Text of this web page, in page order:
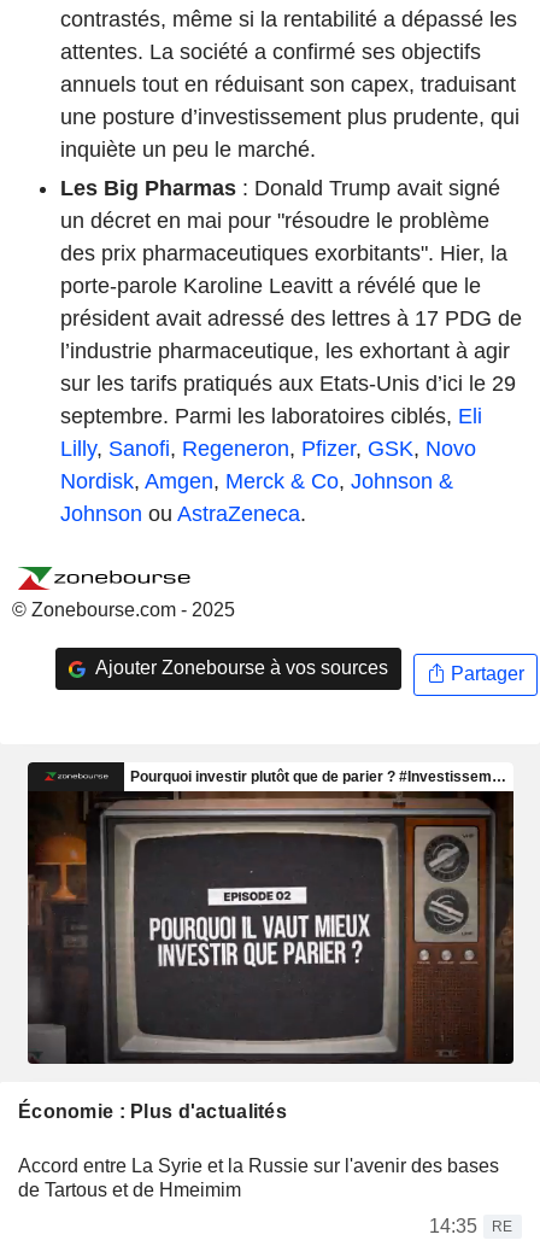
contrastés, même si la rentabilité a dépassé les
attentes. La société a confirmé ses objectifs
annuels tout en réduisant son capex, traduisant
une posture d’investissement plus prudente, qui
inquiète un peu le marché.
Les Big Pharmas : Donald Trump avait signé
un décret en mai pour "résoudre le problème
des prix pharmaceutiques exorbitants". Hier, la
porte-parole Karoline Leavitt a révélé que le
président avait adressé des lettres à 17 PDG de
l’industrie pharmaceutique, les exhortant à agir
sur les tarifs pratiqués aux Etats-Unis d’ici le 29
septembre. Parmi les laboratoires ciblés, Eli
Lilly, Sanofi, Regeneron, Pfizer, GSK, Novo
Nordisk, Amgen, Merck & Co, Johnson &
Johnson ou AstraZeneca.
© Zonebourse.com - 2025
Ajouter Zonebourse à vos sources Partager
Économie : Plus d'actualités
Accord entre La Syrie et la Russie sur l'avenir des bases
de Tartous et de Hmeimim
14:35
RE